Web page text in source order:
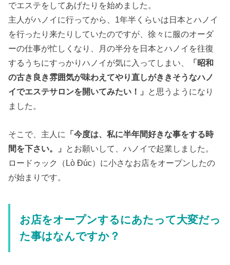
でエステをしてあげたりを始めました。
主人がハノイに行ってから、1年半くらいは日本とハノイ
を行ったり来たりしていたのですが、徐々に服のオーダ
ーの仕事が忙しくなり、月の半分を日本とハノイを往復
するうちにすっかりハノイが気に入ってしまい、
「昭和
の古き良き雰囲気が味わえてやり直しがききそうなハノ
イでエステサロンを開いてみたい！」 と思うようになり
ました。
そこで、主人に
「今度は、私に半年間好きな事をする時
間を下さい。」 とお願いして、ハノイで起業しました。
ロードゥック（Lò Đúc）に小さなお店をオープンしたの
が始まりです。
お店をオープンするにあたって大変だっ
た事はなんですか？